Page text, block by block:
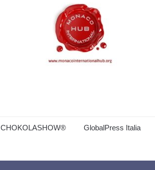
CHOKOLASHOW® GlobalPress Italia